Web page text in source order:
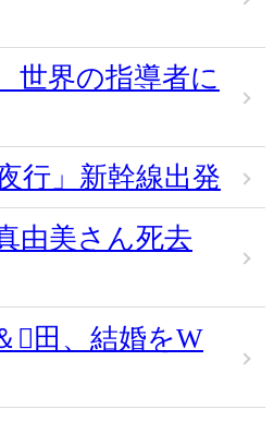
世界の指導者に
行」新幹線出発
由美さん死去
田、結婚をW